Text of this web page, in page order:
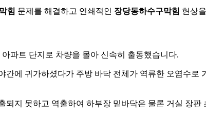
힘 문제를 해결하고 연쇄적인 장당동하수구막힘 현상
파트 단지로 차량을 몰아 신속히 출동했습니다.
에 귀가하셨다가 주방 바닥 전체가 역류한 오염수
지 못하고 역출하여 하부장 밑바닥은 물론 거실 장판